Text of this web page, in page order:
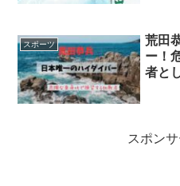
スポーツ
荒田
ー！
者と
スポン